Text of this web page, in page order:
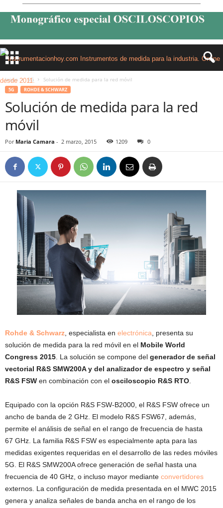
Inicio 5G Solución de medida para la red móvil
5G ROHDE & SCHWARZ
Solución de medida para la red
móvil
Por Maria Camara - 2 marzo, 2015 1209 0
Rohde & Schwarz , especialista en electrónica , presenta su
solución de medida para la red móvil en el Mobile World
Congress 2015 . La solución se compone del generador de señal
vectorial R&S SMW200A y del analizador de espectro y señal
R&S FSW en combinación con el osciloscopio R&S RTO
Equipado con la opción R&S FSW-B2000, el R&S FSW ofrece un
ancho de banda de 2 GHz. El modelo R&S FSW67, además,
permite el análisis de señal en el rango de frecuencia de hasta
67 GHz. La familia R&S FSW es especialmente apta para las
medidas exigentes requeridas en el desarrollo de las redes móviles
5G. El R&S SMW200A ofrece generación de señal hasta una
frecuencia de 40 GHz, o incluso mayor mediante convertidores
externos. La configuración de medida presentada en el MWC 2015
genera y analiza señales de banda ancha en el rango de los